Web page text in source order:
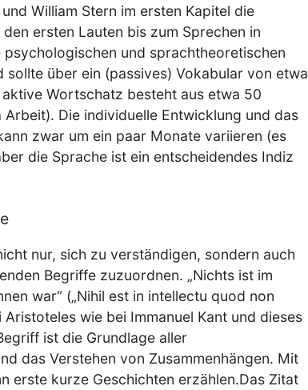
William Stern im ersten Kapitel die
ersten Lauten bis zum Sprechen in
und sprachtheoretischen
sollte über ein (passives) Vokabular von etwa
Wortschatz besteht aus etwa 50
Die individuelle Entwicklung und das
zwar um ein paar Monate variieren (es
die Sprache ist ein entscheidendes Indiz
nur, sich zu verständigen, sondern auch
Begriffe zuzuordnen. „Nichts ist im
war“ („Nihil est in intellectu quod non
wie bei Immanuel Kant und dieses
ist die Grundlage aller
das Verstehen von Zusammenhängen. Mit
erste kurze Geschichten erzählen.Das Zitat